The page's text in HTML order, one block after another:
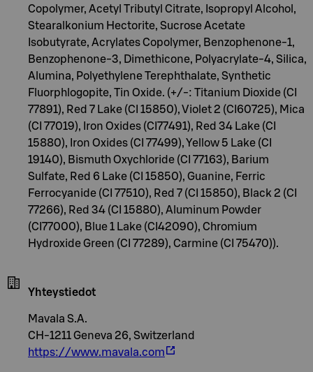
Copolymer, Acetyl Tributyl Citrate, Isopropyl Alcohol,
Stearalkonium Hectorite, Sucrose Acetate
Isobutyrate, Acrylates Copolymer, Benzophenone-1,
Benzophenone-3, Dimethicone, Polyacrylate-4, Silica,
Alumina, Polyethylene Terephthalate, Synthetic
Fluorphlogopite, Tin Oxide. (+/-: Titanium Dioxide (CI
77891), Red 7 Lake (CI 15850), Violet 2 (CI60725), Mica
(CI 77019), Iron Oxides (CI77491), Red 34 Lake (CI
15880), Iron Oxides (CI 77499), Yellow 5 Lake (CI
19140), Bismuth Oxychloride (CI 77163), Barium
Sulfate, Red 6 Lake (CI 15850), Guanine, Ferric
Ferrocyanide (CI 77510), Red 7 (CI 15850), Black 2 (CI
77266), Red 34 (CI 15880), Aluminum Powder
(CI77000), Blue 1 Lake (CI42090), Chromium
Hydroxide Green (CI 77289), Carmine (CI 75470)).
Yhteystiedot
Mavala S.A.
CH-1211 Geneva 26, Switzerland
https://www.mavala.com